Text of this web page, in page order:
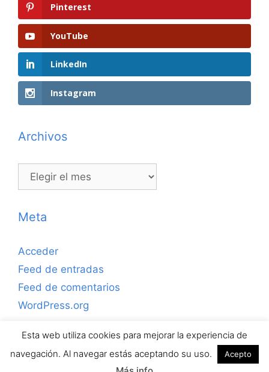
Pinterest
YouTube
LinkedIn
Instagram
Archivos
Archivos
Meta
Acceder
Feed de entradas
Feed de comentarios
WordPress.org
Copyrihgt © 2026 ejerciciosdefutbolsala.com por José
Antonio Valle · Todos los derechos reservados.
Esta web utiliza cookies para mejorar la experiencia de
navegación. Al navegar estás aceptando su uso.
Acepto